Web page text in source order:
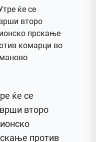
ќе се
второ
против